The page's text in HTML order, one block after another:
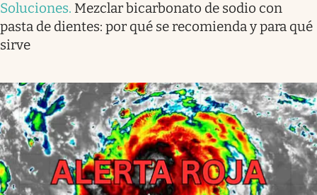
Soluciones. Mezclar bicarbonato de sodio con
pasta de dientes: por qué se recomienda y para qué
sirve